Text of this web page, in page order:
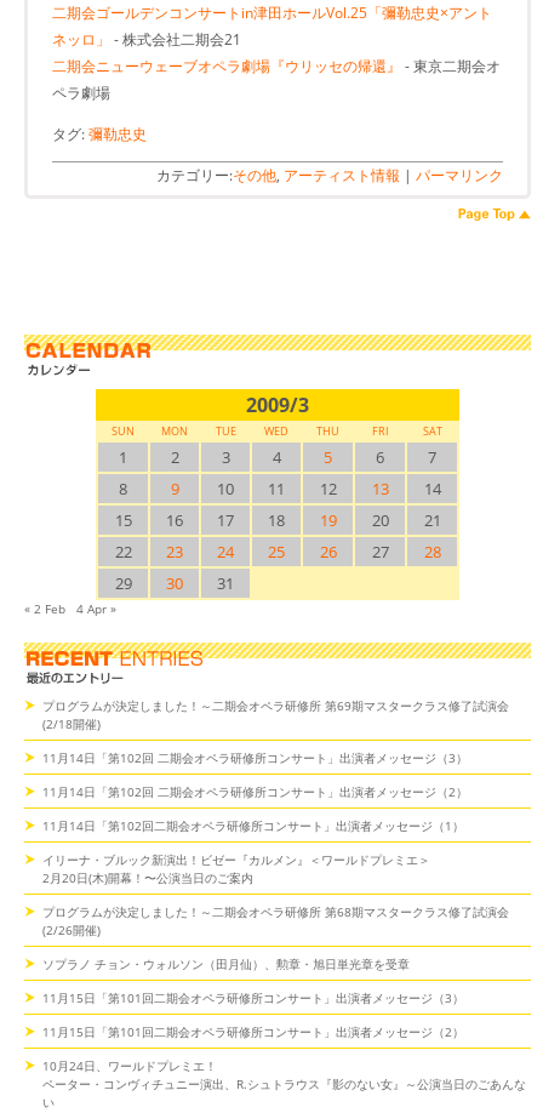
二期会ゴールデンコンサートin津田ホールVol.25「彌勒忠史×アント
ネッロ」 - 株式会社二期会21
二期会ニューウェーブオペラ劇場『ウリッセの帰還』 - 東京二期会オ
ペラ劇場
タグ:彌勒忠史
カテゴリー:その他, アーティスト情報 | パーマリンク
2009/3
SUN MON TUE WED THU FRI SAT
1 2 3 4 5 6
7
8
9 10 11 12 13
14
15
16 17 18 19 20
21
22
23 24 25 26 27
28
29
30 31
« 2 Feb 4 Apr »
プログラムが決定しました！～二期会オペラ研修所 第69期マスタークラス修了試演会
(2/18開催)
11月14日「第102回 二期会オペラ研修所コンサート」出演者メッセージ（3）
11月14日「第102回 二期会オペラ研修所コンサート」出演者メッセージ（2）
11月14日「第102回二期会オペラ研修所コンサート」出演者メッセージ（1）
イリーナ・ブルック新演出！ビゼー『カルメン』＜ワールドプレミエ＞
2月20日(木)開幕！〜公演当日のご案内
プログラムが決定しました！～二期会オペラ研修所 第68期マスタークラス修了試演会
(2/26開催)
ソプラノ チョン・ウォルソン（田月仙）、勲章・旭日単光章を受章
11月15日「第101回二期会オペラ研修所コンサート」出演者メッセージ（3）
11月15日「第101回二期会オペラ研修所コンサート」出演者メッセージ（2）
10月24日、ワールドプレミエ！
ペーター・コンヴィチュニー演出、R.シュトラウス『影のない女』～公演当日のごあんな
い